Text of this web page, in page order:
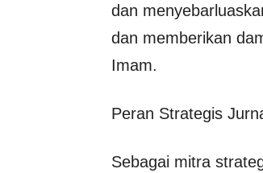
dan
dan memberikan
Imam.
Peran Strategis
Sebagai mitra